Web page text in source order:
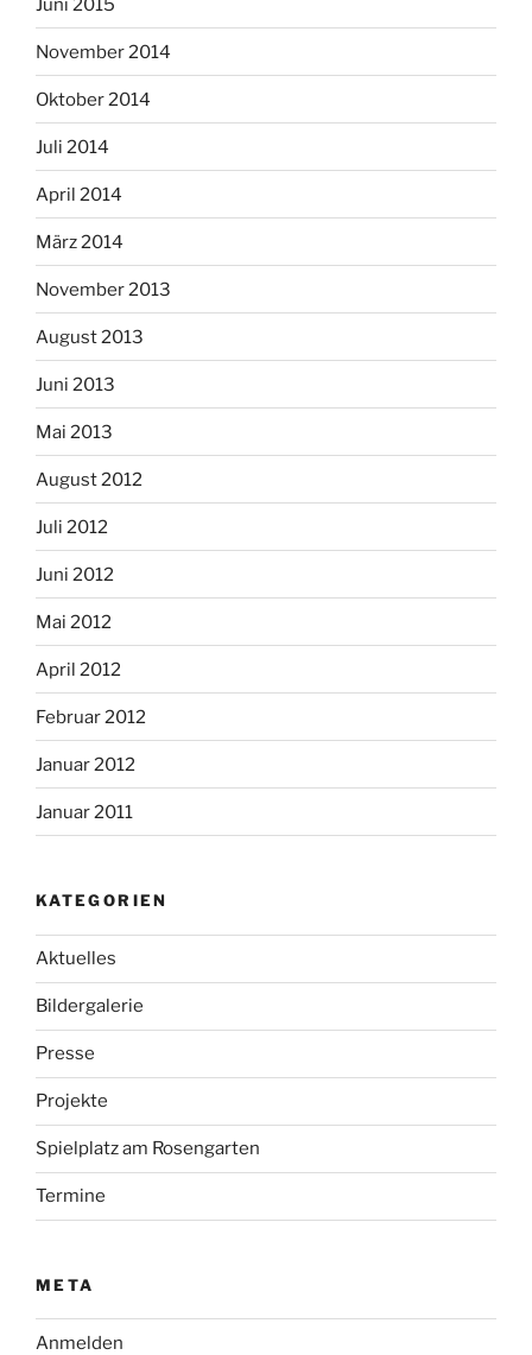
November 2014
Oktober 2014
Juli 2014
April 2014
März 2014
November 2013
August 2013
Juni 2013
Mai 2013
August 2012
Juli 2012
Juni 2012
Mai 2012
April 2012
Februar 2012
Januar 2012
Januar 2011
KATEGORIEN
Aktuelles
Bildergalerie
Presse
Projekte
Spielplatz am Rosengarten
Termine
META
Anmelden